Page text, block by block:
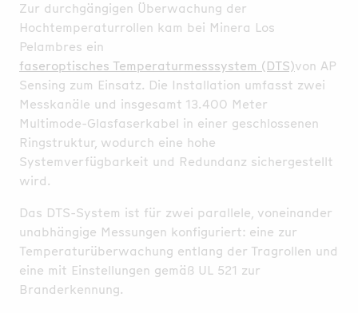
Zur durchgängigen Überwachung der
Hochtemperaturrollen kam bei Minera Los
Pelambres ein
faseroptisches Temperaturmesssystem (DTS)von AP
Sensing zum Einsatz. Die Installation umfasst zwei
Messkanäle und insgesamt 13.400 Meter
Multimode-Glasfaserkabel in einer geschlossenen
Ringstruktur, wodurch eine hohe
Systemverfügbarkeit und Redundanz sichergestellt
wird.
Das DTS-System ist für zwei parallele, voneinander
unabhängige Messungen konfiguriert: eine zur
Temperaturüberwachung entlang der Tragrollen und
eine mit Einstellungen gemäß UL 521 zur
Branderkennung.